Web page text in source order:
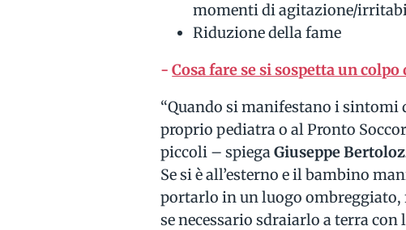
momenti di agitazione/
Riduzione della fame
-Cosa fare se si sospetta un colpo
“Quando si manifestano i
proprio pediatra o al Pronto
piccoli – spiegaGiuseppe
Se si è all’esterno e il bambino
portarlo in un luogo ombreggiato,
se necessario sdraiarlo a terra